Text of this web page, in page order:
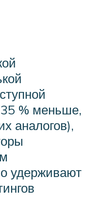
% меньше,
аналогов),
удерживают